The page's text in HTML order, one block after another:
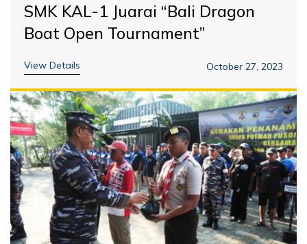
SMK KAL-1 Juarai “Bali Dragon
Boat Open Tournament”
View Details October 27, 2023